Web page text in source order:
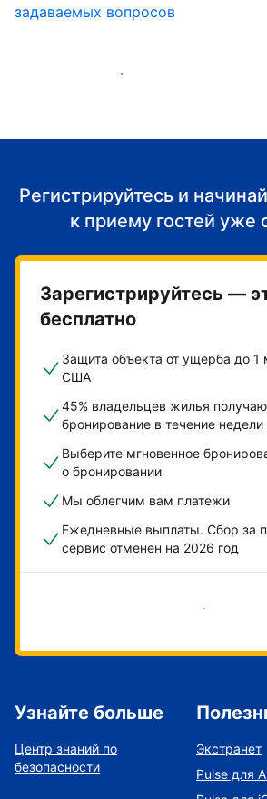
задаваемых вопросов
Начать принимать гостей
Регистрируйтесь и
к приему гостей уже
Зарегистрируйтесь —
бесплатно
Защита объекта от ущерба до 1
США
45% владельцев жилья
бронирование в течение недели
Выберите мгновенное
о бронировании
Мы облегчим вам платежи
Ежедневные выплаты. Сбор за
сервис отменен на 2026 год
Начать
Узнайте больше
Центр знаний по
безопасности
Экстранет
Pulse для